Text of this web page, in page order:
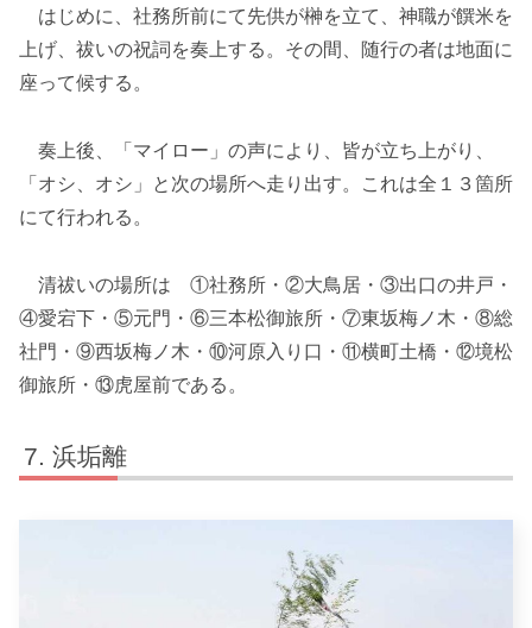
はじめに、社務所前にて先供が榊を立て、神職が饌米を
上げ、祓いの祝詞を奏上する。その間、随行の者は地面に
座って候する。
奏上後、「マイロー」の声により、皆が立ち上がり、
「オシ、オシ」と次の場所へ走り出す。これは全１３箇所
にて行われる。
清祓いの場所は ①社務所・②大鳥居・③出口の井戸・
④愛宕下・⑤元門・⑥三本松御旅所・⑦東坂梅ノ木・⑧総
社門・⑨西坂梅ノ木・⑩河原入り口・⑪横町土橋・⑫境松
御旅所・⑬虎屋前である。
浜垢離